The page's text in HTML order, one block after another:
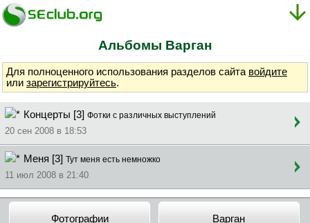
Альбомы Bapгaн
Для полноценного использования разделов сайта войдите
или зарегистрируйтесь.
Концерты [3] Фотки с различных выступлений
20 сен 2008 в 18:53
Меня [3] Тут меня есть немножко
11 июл 2008 в 21:40
Фотографии Bapгaн